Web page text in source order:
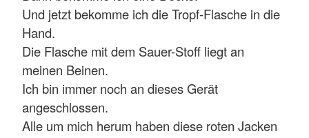
Und jetzt bekomme ich die Tropf-Flasche in die
Hand.
Die Flasche mit dem Sauer-Stoff liegt an
meinen Beinen.
Ich bin immer noch an dieses Gerät
angeschlossen.
Alle um mich herum haben diese roten Jacken